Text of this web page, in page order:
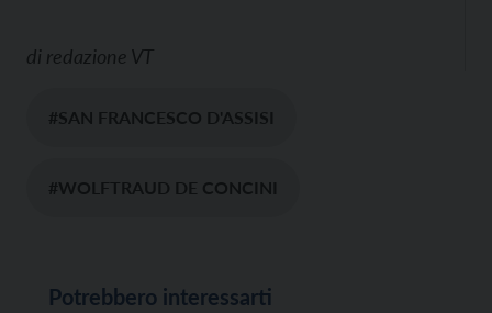
di redazione VT
#SAN FRANCESCO D'ASSISI
#WOLFTRAUD DE CONCINI
Potrebbero interessarti